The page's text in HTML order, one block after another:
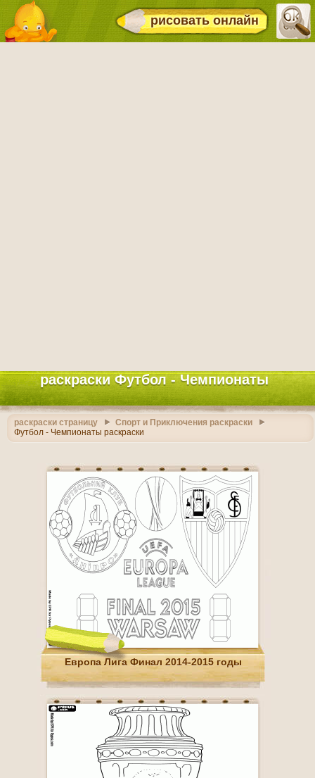
рисовать онлайн
раскраски Футбол - Чемпионаты
раскраски страницу
Спорт и Приключения раскраски
Футбол - Чемпионаты раскраски
Европа Лига Финал 2014-2015 годы